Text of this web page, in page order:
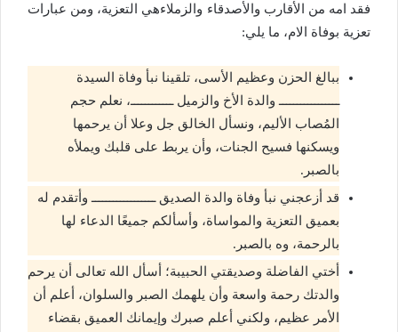
فقد امه من الأقارب والأصدقاء والزملاءهي التعزية، ومن عبارات
تعزية بوفاة الام، ما يلي:
ببالغ الحزن وعظيم الأسى، تلقينا نبأ وفاة السيدة
ـــــــــــــــــ والدة الأخ والزميل ــــــــــــ، نعلم حجم
المُصاب الأليم، ونسأل الخالق جل وعلا أن يرحمها
ويسكنها فسيح الجنات، وأن يربط على قلبك ويملأه
بالصبر.
قد أزعجني نبأ وفاة والدة الصديق ــــــــــــــــــ وأتقدم له
بعميق التعزية والمواساة، وأسألكم جميعًا الدعاء لها
بالرحمة، وه بالصبر.
أختي الفاضلة وصديقتي الحبيبة؛ أسأل الله تعالى أن يرحم
والدتك رحمة واسعة وأن يلهمك الصبر والسلوان، أعلم أن
الأمر عظيم، ولكني أعلم صبرك وإيمانك العميق بقضاء